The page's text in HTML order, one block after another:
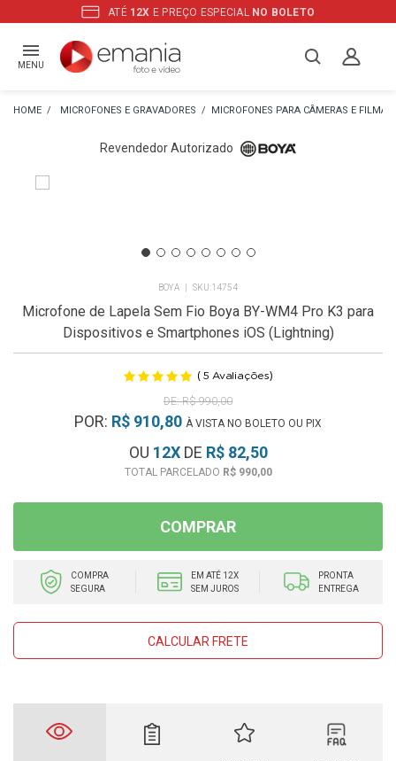
ATÉ 12X E PREÇO ESPECIAL NO BOLETO
MENU
MICROFONES E GRAVADORES MICROFONES PARA CÂMERAS E
Revendedor Autorizado
BOYA 14754
Microfone de Lapela Sem Fio Boya BY-WM4 Pro K3 para
Dispositivos e Smartphones iOS (Lightning)
( 5 Avaliações)
R$ 990,00
POR: R$ 910,80 À VISTA NO BOLETO OU PIX
OU 12XDE R$ 82,50
R$ 990,00
COMPRAR
COMPRA
SEGURA
EM ATÉ 12X
SEM JUROS
PRONTA
ENTREGA
CALCULAR FRETE